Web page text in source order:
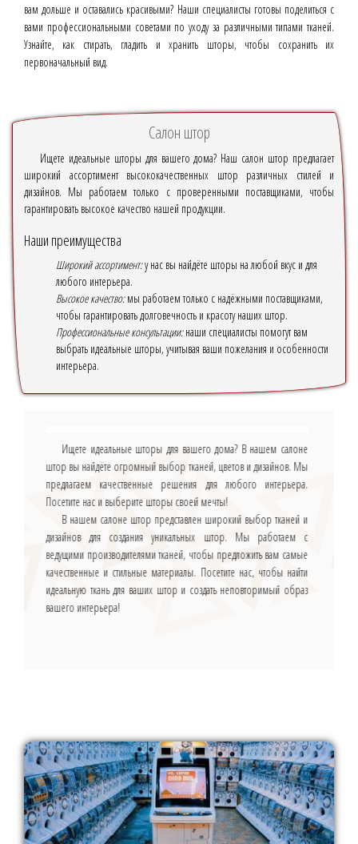
вам дольше и оставались красивыми? Наши специалисты готовы поделиться с
вами профессиональными советами по уходу за различными типами тканей.
Узнайте, как стирать, гладить и хранить шторы, чтобы сохранить их
первоначальный вид.
Салон штор
Ищете идеальные шторы для вашего дома? Наш салон штор предлагает
широкий ассортимент высококачественных штор различных стилей и
дизайнов. Мы работаем только с проверенными поставщиками, чтобы
гарантировать высокое качество нашей продукции.
Наши преимущества
Широкий ассортимент:у нас вы найдёте шторы на любой вкус и для
любого интерьера.
Высокое качество:мы работаем только с надёжными поставщиками,
чтобы гарантировать долговечность и красоту наших штор.
Профессиональные консультации:наши специалисты помогут вам
выбрать идеальные шторы, учитывая ваши пожелания и особенности
интерьера.
Ищете идеальные шторы для вашего дома? В нашем салоне
штор вы найдёте огромный выбор тканей, цветов и дизайнов. Мы
предлагаем качественные решения для любого интерьера.
Посетите нас и выберите шторы своей мечты!
В нашем салоне штор представлен широкий выбор тканей и
дизайнов для создания уникальных штор. Мы работаем с
ведущими производителями тканей, чтобы предложить вам самые
качественные и стильные материалы. Посетите нас, чтобы найти
идеальную ткань для ваших штор и создать неповторимый образ
вашего интерьера!